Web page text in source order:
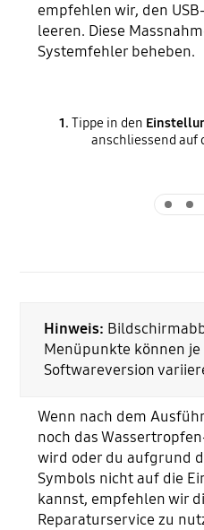
empfehlen wir, den
leeren. Diese
Systemfehler beheben.
1. Tippe in den
anschliessend auf
Hinweis:
Menüpunkte können
Softwareversion
Wenn nach dem
noch das
wird oder du aufgrund
Symbols nicht auf die
kannst, empfehlen wir
Reparaturservice zu